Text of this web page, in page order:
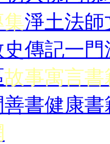
淨土法師
史傳記一門
故事寓言書
善書健康書